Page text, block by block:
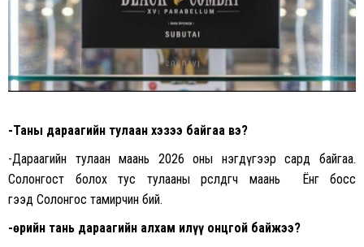
-Таны дараагийн тулаан хэзээ байгаа вэ?
-Дараагийн тулаан маань 2026 оны нэгдүгээр сард байгаа.
Солонгост болох тус тулааны өрсөлдөгч маань Ёнг босс
гээд Солонгос тамирчин бий.
-Өөрийн тань дараагийн алхам илүү онцгой байжээ?